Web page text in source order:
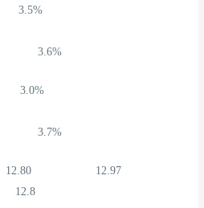
Bruto 3.5%
año) 3.0%
12.80 12.97